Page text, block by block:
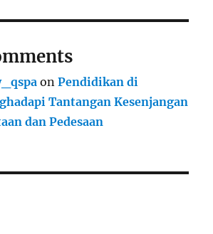
onPendidikan di
Tantangan Kesenjangan
dan Pedesaan